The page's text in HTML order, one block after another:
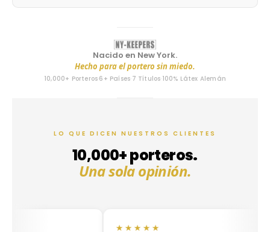
Nacido en New York.
Hecho para el portero sin miedo.
10,000+ Porteros·6+ Países·7 Títulos·100% Látex Alemán
LO QUE DICEN NUESTROS CLIENTES
10,000+ porteros.
Una sola opinión.
★★★★★